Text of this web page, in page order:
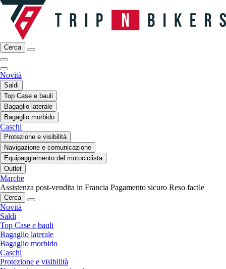
Cerca
Novità
Saldi
Top Case e bauli
Bagaglio laterale
Bagaglio morbido
Caschi
Protezione e visibilità
Navigazione e comunicazione
Equipaggiamento del motociclista
Outlet
Marche
Assistenza post-vendita in Francia Pagamento sicuro Reso facile
Cerca
Novità
Saldi
Top Case e bauli
Bagaglio laterale
Bagaglio morbido
Caschi
Protezione e visibilità